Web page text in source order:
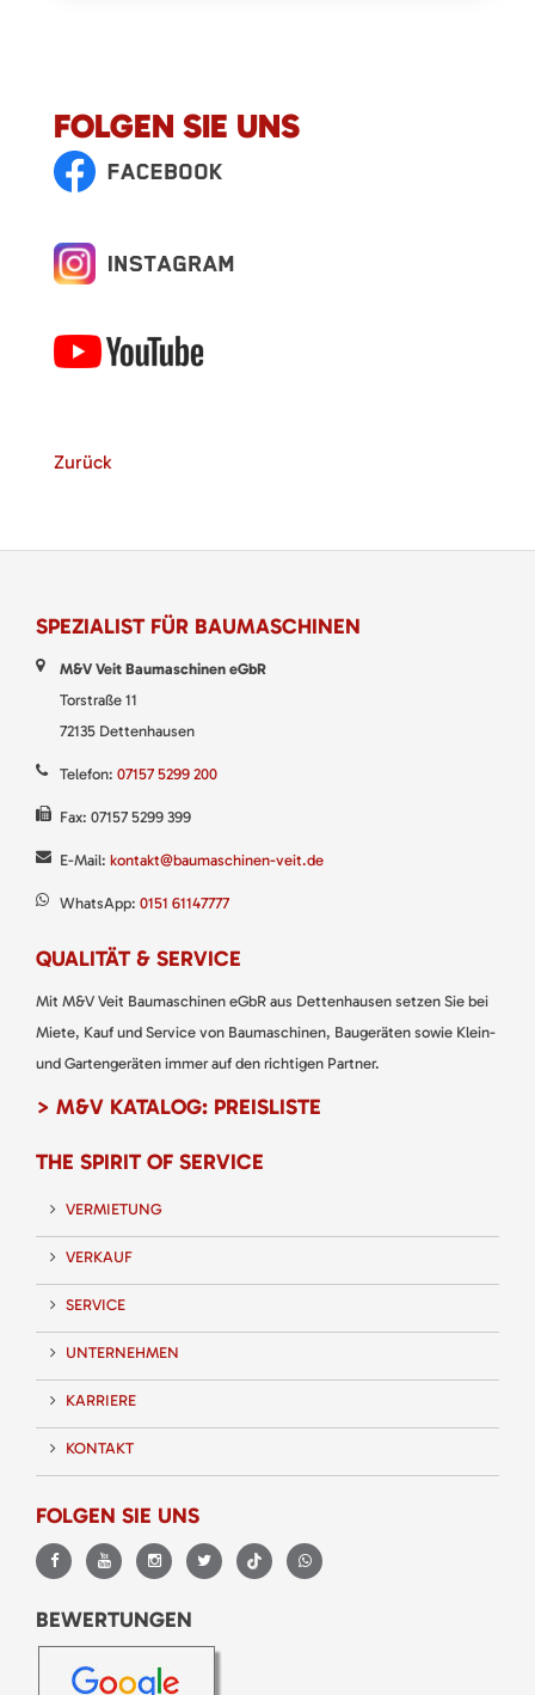
FOLGEN SIE UNS
Zurück
SPEZIALIST FÜR BAUMASCHINEN
M&V Veit Baumaschinen eGbR
Torstraße 11
72135 Dettenhausen
Telefon: 07157 5299 200
Fax: 07157 5299 399
E-Mail: kontakt@baumaschinen-veit.de
WhatsApp: 0151 61147777
QUALITÄT & SERVICE
Mit M&V Veit Baumaschinen eGbR aus Dettenhausen setzen Sie bei
Miete, Kauf und Service von Baumaschinen, Baugeräten sowie Klein-
und Gartengeräten immer auf den richtigen Partner.
> M&V KATALOG: PREISLISTE
THE SPIRIT OF SERVICE
VERMIETUNG
VERKAUF
SERVICE
UNTERNEHMEN
KARRIERE
KONTAKT
FOLGEN SIE UNS
BEWERTUNGEN